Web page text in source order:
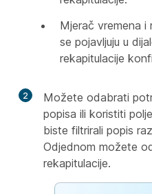
Mjerač vremena i
se pojavljuju u
rekapitulacije
2
Možete odabrati
popisa ili koristiti
biste filtrirali popis
Odjednom možete
rekapitulacije.